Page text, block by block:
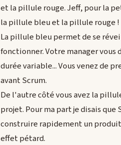
et la pillule rouge. Jeff, pour la
la pillule bleu et la pillule rouge !
La pillule bleu permet de se
fonctionner. Votre manager
durée variable... Vous venez de
avant Scrum.
De l'autre côté vous avez la
projet. Pour ma part je disais
construire rapidement un
effet pétard.